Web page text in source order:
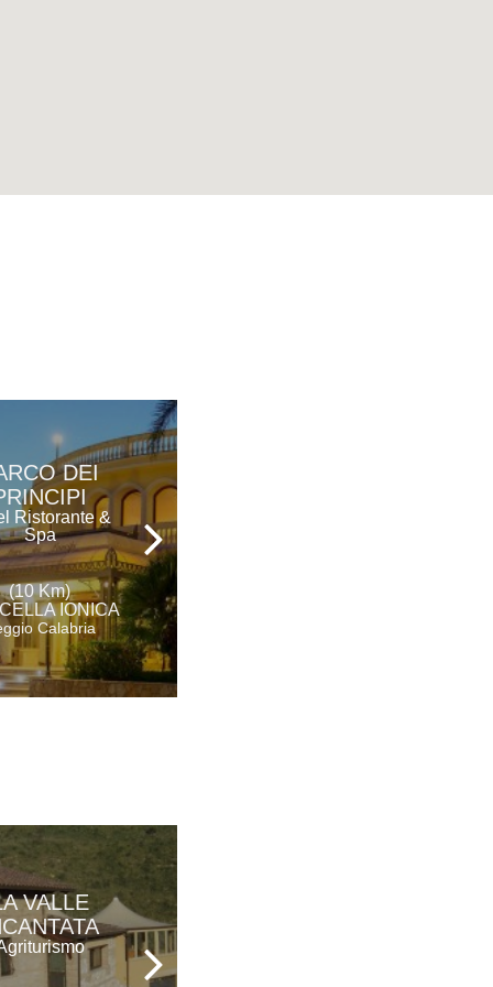
DEI
Ristorante &
Spa
(10 Km)
IONICA
Calabria
VALLE